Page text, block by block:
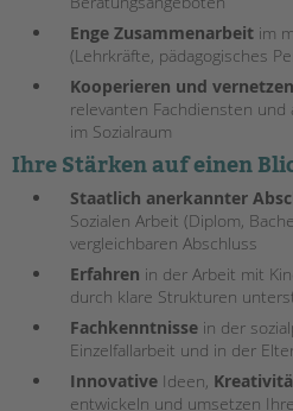
Unsere Videos
Gesellschafter VdK
schoolcoach BTL
tandem international
KARRIERE
Stellenangebote
tandem als Arbeitgeberin
NEWS/BLOG
unkuerzbar
Briefe an Kai
PRESSE
Enge Zusammenarbeit im
(Lehrkräfte, pädagogisches
Kooperieren und vernetzen
relevanten Fachdiensten
im Sozialraum
Ihre Stärken auf einen
Staatlich anerkannter
Sozialen Arbeit (Diplom,
vergleichbaren Abschluss
Erfahren in der Arbeit mit
durch klare Strukturen
Fachkenntnisse in der
Einzelfallarbeit und in der
Innovative Ideen,
entwickeln und umsetzen